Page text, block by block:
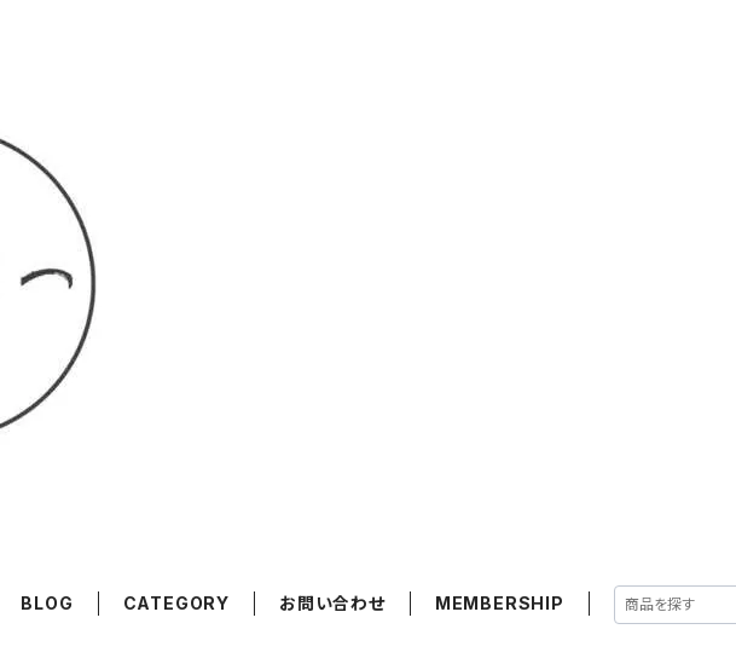
BLOG CATEGORY お問い合わせ MEMBERSHIP